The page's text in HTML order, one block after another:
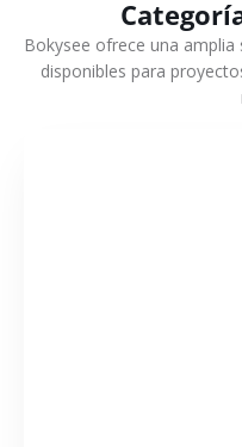
Bokysee ofrece una amplia
disponibles para